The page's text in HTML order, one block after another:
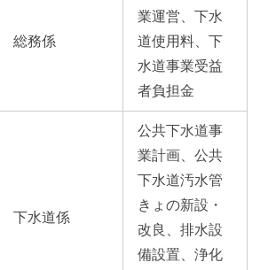
総務係
業運営、下水
道使用料、下
水道事業受益
者負担金
下水道係
公共下水道事
業計画、公共
下水道汚水管
きょの新設・
改良、排水設
備設置、浄化